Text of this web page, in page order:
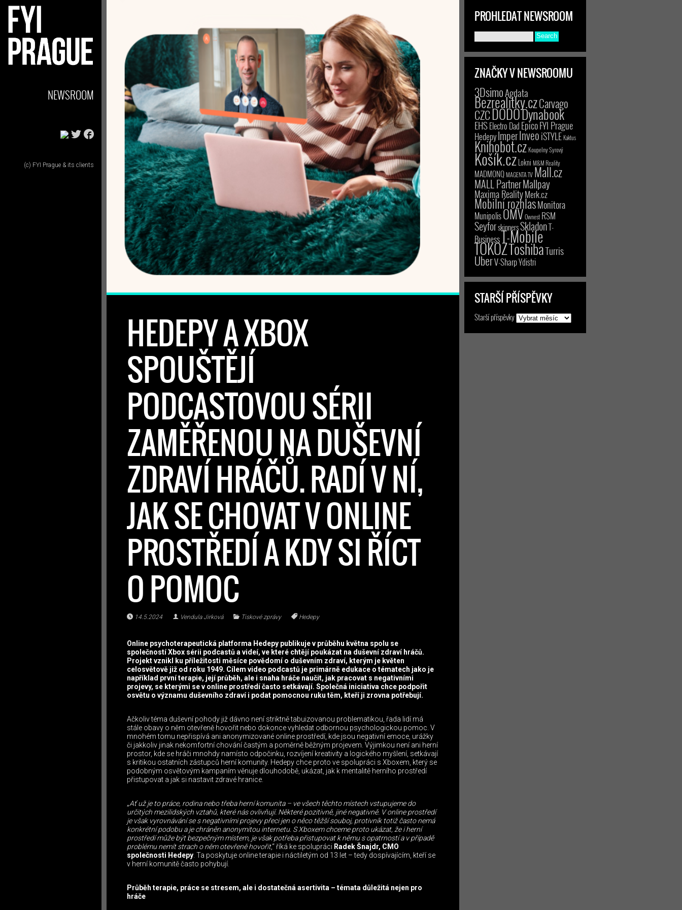
NEWSROOM
(c) FYI Prague & its clients
HEDEPY A XBOX
SPOUŠTĚJÍ
PODCASTOVOU SÉRII
ZAMĚŘENOU NA DUŠEVNÍ
ZDRAVÍ HRÁČŮ. RADÍ V NÍ,
JAK SE CHOVAT V ONLINE
PROSTŘEDÍ A KDY SI ŘÍCT
O POMOC
14.5.2024 Vendula Jirková Tiskové zprávy Hedepy
Online psychoterapeutická platforma Hedepy publikuje v průběhu května spolu se
společností Xbox sérii podcastů a videí, ve které chtějí poukázat na duševní zdraví hráčů.
Projekt vznikl ku příležitosti měsíce povědomí o duševním zdraví, kterým je květen
celosvětově již od roku 1949. Cílem video podcastů je primárně edukace o tématech jako je
například první terapie, její průběh, ale i snaha hráče naučit, jak pracovat s negativními
projevy, se kterými se v online prostředí často setkávají. Společná iniciativa chce podpořit
osvětu o významu duševního zdraví i podat pomocnou ruku těm, kteří ji zrovna potřebují.
Ačkoliv téma duševní pohody již dávno není striktně tabuizovanou problematikou, řada lidí má
stále obavy o něm otevřeně hovořit nebo dokonce vyhledat odbornou psychologickou pomoc. V
mnohém tomu nepřispívá ani anonymizované online prostředí, kde jsou negativní emoce, urážky
či jakkoliv jinak nekomfortní chování častým a poměrně běžným projevem. Výjimkou není ani herní
prostor, kde se hráči mnohdy namísto odpočinku, rozvíjení kreativity a logického myšlení, setkávají
s kritikou ostatních zástupců herní komunity. Hedepy chce proto ve spolupráci s Xboxem, který se
podobným osvětovým kampaním věnuje dlouhodobě, ukázat, jak k mentalitě herního prostředí
přistupovat a jak si nastavit zdravé hranice.
„Ať už je to práce, rodina nebo třeba herní komunita – ve všech těchto místech vstupujeme do
určitých mezilidských vztahů, které nás ovlivňují. Některé pozitivně, jiné negativně. V online prostředí
je však vyrovnávání se s negativními projevy přeci jen o něco těžší souboj, protivník totiž často nemá
konkrétní podobu a je chráněn anonymitou internetu. S Xboxem chceme proto ukázat, že i herní
prostředí může být bezpečným místem, je však potřeba přistupovat k němu s opatrností a v případě
problému nemít strach o něm otevřeně hovořit,“ říká ke spolupráci Radek Šnajdr, CMO
společnosti Hedepy. Ta poskytuje online terapie i náctiletým od 13 let – tedy dospívajícím, kteří se
v herní komunitě často pohybují.
Průběh terapie, práce se stresem, ale i dostatečná asertivita – témata důležitá nejen pro
hráče
PROHLEDAT NEWSROOM
ZNAČKY V NEWSROOMU
3DsimoAgdata
Bezrealitky.czCarvago
CZCDODODynabook
EHSElectro Dad EpicoFYI Prague
HedepyImperInveoiSTYLEKaktus
Knihobot.czKoupelny Syrový
Košík.czLokni M&M Reality
MADMONQMAGENTA TV Mall.cz
MALL PartnerMallpay
Maxima RealityMerk.cz
Mobilní rozhlasMonitora
MunipolisOMVOwnest RSM
SeyforskinnersSkladonT-
BusinessT-Mobile
TOKOZToshibaTurris
UberV-SharpYdistri
STARŠÍ PŘÍSPĚVKY
Starší příspěvky